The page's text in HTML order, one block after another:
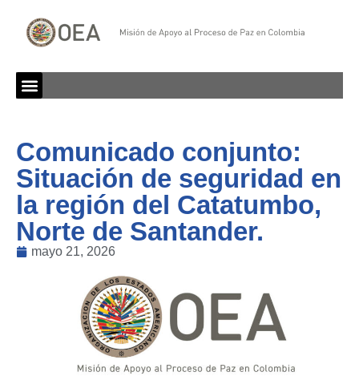
Comunicado conjunto:
Situación de seguridad en
la región del Catatumbo,
Norte de Santander.
mayo 21, 2026